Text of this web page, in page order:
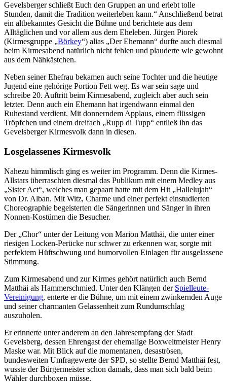
Gevelsberger schließt Euch den Gruppen an und erlebt tolle
Stunden, damit die Tradition weiterleben kann.“ Anschließend betrat
ein altbekanntes Gesicht die Bühne und berichtete aus dem
Alltäglichen und vor allem aus dem Eheleben. Jürgen Piorek
(Kirmesgruppe „Börkey“) alias „Der Ehemann“ durfte auch diesmal
beim Kirmesabend natürlich nicht fehlen und plauderte wie gewohnt
aus dem Nähkästchen.
Neben seiner Ehefrau bekamen auch seine Tochter und die heutige
Jugend eine gehörige Portion Fett weg. Es war sein sage und
schreibe 20. Auftritt beim Kirmesabend, zugleich aber auch sein
letzter. Denn auch ein Ehemann hat irgendwann einmal den
Ruhestand verdient. Mit donnerndem Applaus, einem flüssigen
Tröpfchen und einem dreifach „Rupp di Tupp“ entließ ihn das
Gevelsberger Kirmesvolk dann in diesen.
Losgelassenes Kirmesvolk
Nahezu himmlisch ging es weiter im Programm. Denn die Kirmes-
Allstars überraschten diesmal das Publikum mit einem Medley aus
„Sister Act“, welches man gepaart hatte mit dem Hit „Hallelujah“
von Dr. Alban. Mit Witz, Charme und einer perfekt einstudierten
Choreographie begeisterten die Sängerinnen und Sänger in ihren
Nonnen-Kostümen die Besucher.
Der „Chor“ unter der Leitung von Marion Matthäi, die unter einer
riesigen Locken-Perücke nur schwer zu erkennen war, sorgte mit
perfektem Hüftschwung und humorvollen Einlagen für ausgelassene
Stimmung.
Zum Kirmesabend und zur Kirmes gehört natürlich auch Bernd
Matthäi als Hammerschmied. Unter den Klängen der Spielleute-
Vereinigung, enterte er die Bühne, um mit einem zwinkernden Auge
und seiner charmanten Gelassenheit zum Rundumschlag
auszuholen.
Er erinnerte unter anderem an den Jahresempfang der Stadt
Gevelsberg, dessen Ehrengast der ehemalige Boxweltmeister Henry
Maske war. Mit Blick auf die momentanen, desaströsen,
bundesweiten Umfragewerte der SPD, so stellte Bernd Matthäi fest,
wusste der Bürgermeister schon damals, dass man sich bald beim
Wähler durchboxen müsse.